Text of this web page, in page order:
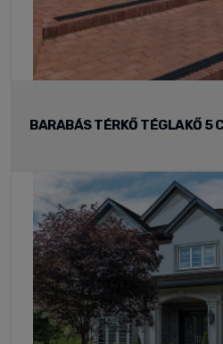
BARABÁS TÉRKŐ TÉGLAKŐ 5